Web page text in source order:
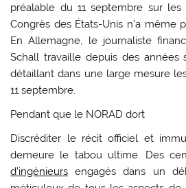
préalable du 11 septembre sur les
Congrès des États-Unis n’a même
En Allemagne, le journaliste
Schall travaille depuis des années
détaillant dans une large mesure
11 septembre.
Pendant que le NORAD dort
Discréditer le récit officiel et
demeure le tabou ultime. Des
d’ingénieurs engagés dans un